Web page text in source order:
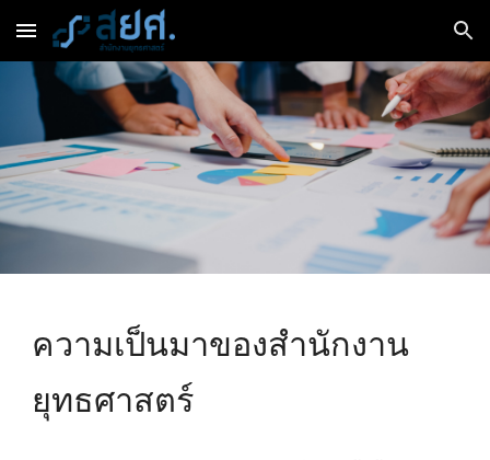
Skip to main content Skip to navigation
ความเป็นมาของสำนักงาน
ยุทธศาสตร์